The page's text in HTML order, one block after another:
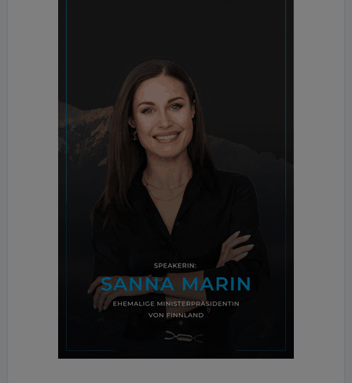
Treibhauspotenzial eines Bauwerks. Die
transparenten Kennwerte fungieren hier als
wichtiges Optimierungswerkzeug und unterstützen
die öffentliche Hand bei der Erarbeitung nationaler
Benchmarks.
Integration in digitale Bilanzierungstools
Die aktualisierten Umweltproduktdeklarationen für
die Zemente und Betonzusatzstoffe können direkt
über die Unternehmenswebsite bezogen werden.
Um den Workflow für Ingenieure und Fachplaner zu
erleichtern, sind die Daten zudem in den
Datenbanken der Bau EPD GmbH sowie der ECO